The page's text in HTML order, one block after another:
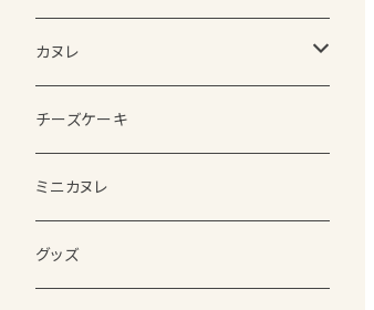
カヌレ
詰め合わせSET
(熨斗付き)詰め合わせSET
単品
チーズケーキ
ミニカヌレ
グッズ